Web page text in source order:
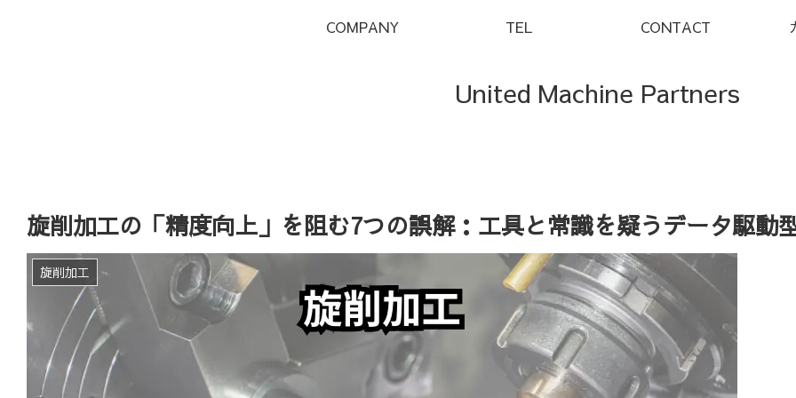
United Machine Partners
COMPANY TEL CONTACT
旋削加工の「精度向上」を阻む7つの誤解：工具と常識を疑うデータ駆動
旋削加工